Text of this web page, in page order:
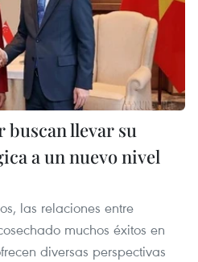
buscan llevar su
a un nuevo nivel
las relaciones entre
muchos éxitos en
diversas perspectivas